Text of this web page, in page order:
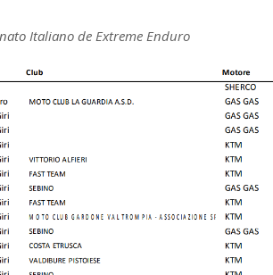
Italiano de Extreme Enduro